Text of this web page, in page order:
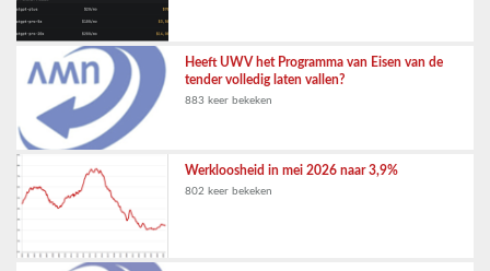
Heeft UWV het Programma van Eisen van de
tender volledig laten vallen?
883 keer bekeken
Werkloosheid in mei 2026 naar 3,9%
802 keer bekeken